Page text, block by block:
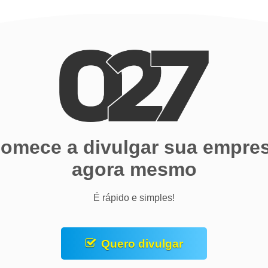
a divulgar sua
agora mesmo
É rápido e simples!
Quero divulgar